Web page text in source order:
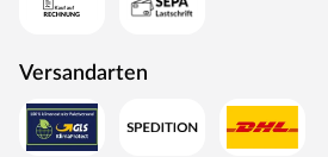
Versandarten